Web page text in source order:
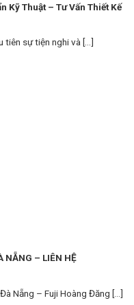
Kỹ Thuật – Tư Vấn Thiết Kế
tiên sự tiện nghi và [...]
NẴNG – LIÊN HỆ
Nẵng – Fuji Hoàng Đăng [...]